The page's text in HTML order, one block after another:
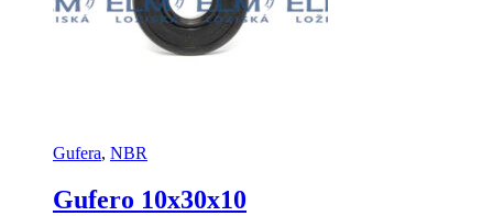
Gufera, NBR
Gufero 10x30x10